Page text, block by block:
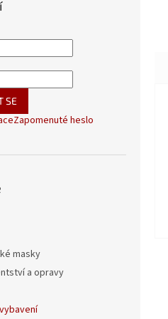
SE
Zapomenuté heslo
masky
a opravy